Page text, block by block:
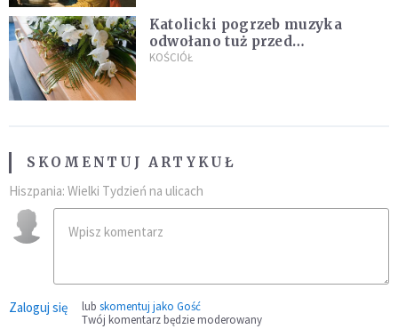
Katolicki pogrzeb muzyka
odwołano tuż przed
uroczystością. Powodem była
KOŚCIÓŁ
SKOMENTUJ ARTYKUŁ
Hiszpania: Wielki Tydzień na ulicach
Zaloguj się lub skomentuj jako Gość
Twój komentarz będzie moderowany